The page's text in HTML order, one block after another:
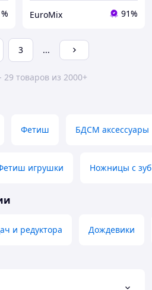
EuroMix 91%
3 ...
29 товаров из 2000+
Фетиш БДСМ аксессуары
игрушки Ножницы с
и редуктора Дождевики